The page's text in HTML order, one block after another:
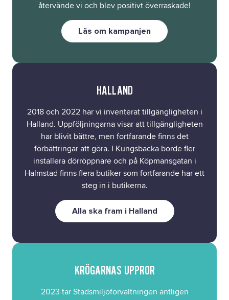
återvände vi och blev positivt överraskade!
Läs om kampanjen
HALLAND
2018 och 2022 har vi inventerat tillgängligheten i
Halland. Uppföljningarna visar att tillgängligheten
har blivit bättre, men fortfarande finns det
förbättringar att göra. I Kungsbacka borde fler
installera dörröppnare och på Köpmansgatan i
Halmstad finns flera butiker som fortfarande har ett
steg in i butikerna.
Alla ska fram i Halland
KRÖGARNAS UPPROR
2023 tar Stadsmiljöförvaltningen äntligen